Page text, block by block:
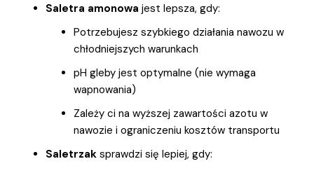
Saletra amonowa jest lepsza, gdy:
Potrzebujesz szybkiego działania nawozu w
chłodniejszych warunkach
pH gleby jest optymalne (nie wymaga
wapnowania)
Zależy ci na wyższej zawartości azotu w
nawozie i ograniczeniu kosztów transportu
Saletrzak sprawdzi się lepiej, gdy: